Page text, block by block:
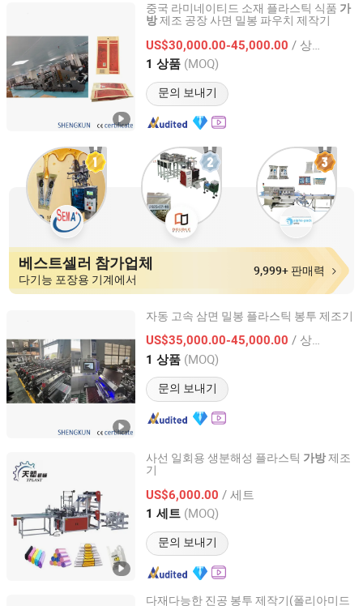
중국 라미네이티드 소재 플라스틱 식품 가
방제조 공장 사면 밀봉 파우치 제작기
US$30,000.00-45,000.00 / 상품
1 상품 (MOQ)
문의 보내기
Wuxi Shengkun Machinery Co., Ltd.
Jiangsu, China 이후 2025
베스트셀러 참가업체
다기능 포장용 기계에서
9,999+ 판매력
자동 고속 삼면 밀봉 플라스틱 봉투 제조기
US$35,000.00-45,000.00 / 상품
1 상품 (MOQ)
문의 보내기
Wuxi Shengkun Machinery Co., Ltd.
Jiangsu, China 이후 2025
사선 일회용 생분해성 플라스틱 가방제조
기
US$6,000.00 / 세트
1 세트 (MOQ)
문의 보내기
RUIAN TPLAST MACHINE CO.,LTD
Zhejiang, China 이후 2020
다재다능한 진공 봉투 제작기(폴리아미드